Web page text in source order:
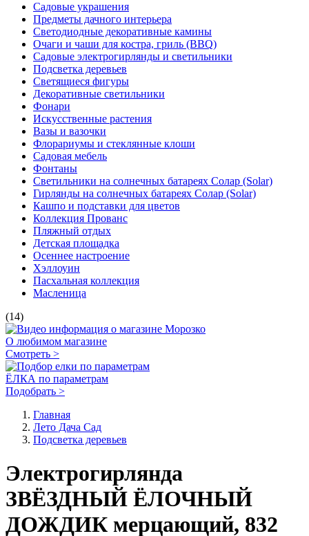
Садовые украшения
Предметы дачного интерьера
Светодиодные декоративные камины
Очаги и чаши для костра, гриль (BBQ)
Садовые электрогирлянды и светильники
Подсветка деревьев
Светящиеся фигуры
Декоративные светильники
Фонари
Искусственные растения
Вазы и вазочки
Флорариумы и стеклянные клоши
Садовая мебель
Фонтаны
Светильники на солнечных батареях Солар (Solar)
Гирлянды на солнечных батареях Солар (Solar)
Кашпо и подставки для цветов
Коллекция Прованс
Пляжный отдых
Детская площадка
Осеннее настроение
Хэллоуин
Пасхальная коллекция
Масленица
(14)
О любимом магазине
Смотреть >
ЁЛКА по параметрам
Подобрать >
Главная
Лето Дача Сад
Подсветка деревьев
Электрогирлянда
ЗВЁЗДНЫЙ ЁЛОЧНЫЙ
ДОЖДИК мерцающий, 832